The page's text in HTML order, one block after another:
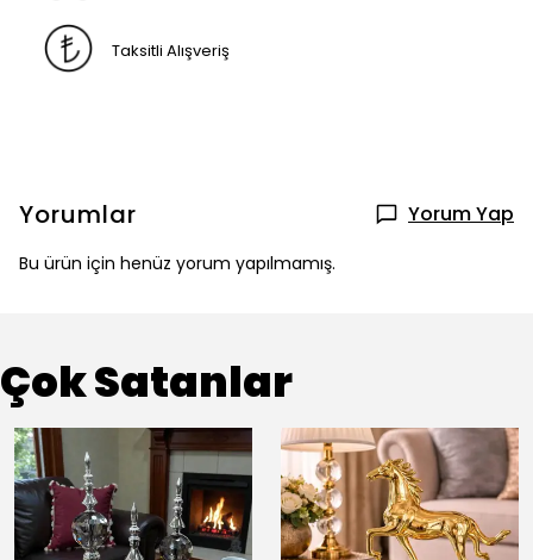
Taksitli Alışveriş
Yorumlar Yorum Yap
Bu ürün için henüz yorum yapılmamış.
Çok Satanlar